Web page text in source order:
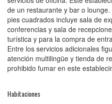
de un restaurante y bar o
pies cuadrados incluye sala de
conferencias y sala de
turística y para la compra de
Entre los servicios adicionales
atención multilingüe y tienda de
prohibido fumar en este
Habitaciones